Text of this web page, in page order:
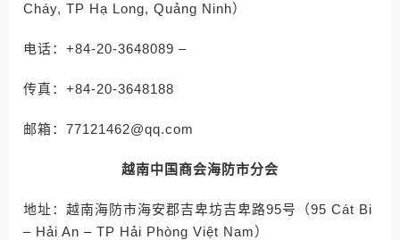
Cháy, TP Hạ Long, Quảng Ninh）
电话：+84-20-3648089 –
传真：+84-20-3648188
邮箱：77121462@qq.com
越南中国商会海防市分会
地址：越南海防市海安郡吉卑坊吉卑路95号（95 Cát Bi
– Hải An – TP Hải Phòng Việt Nam）